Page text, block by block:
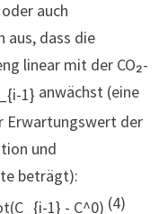
auch
aus, dass die
linear mit der CO₂-
anwächst (eine
Erwartungswert der
und
beträgt):
(4)